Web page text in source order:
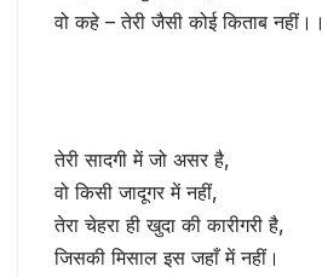
वो कहे – तेरी जैसी कोई किताब नहीं।।
तेरी सादगी में जो असर है,
वो किसी जादूगर में नहीं,
तेरा चेहरा ही खुदा की कारीगरी है,
जिसकी मिसाल इस जहाँ में नहीं।